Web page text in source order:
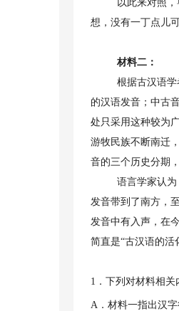
以此来对照
想，没有一丁点儿
材料二：
根据古汉语
的汉语发音；中古
处只采用这种较为
游牧民族不断南迁
音的三个历史分期
语言学家认
发音带到了南方，
发音中有入声，在
简直是“古汉语的活
1．下列对材料相
A．材料一指出汉